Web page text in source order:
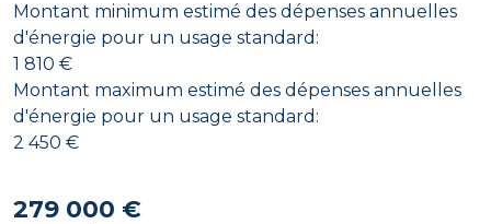
Montant minimum estimé des dépenses annuelles
d'énergie pour un usage standard:
1 810 €
Montant maximum estimé des dépenses annuelles
d'énergie pour un usage standard:
2 450 €
279 000 €